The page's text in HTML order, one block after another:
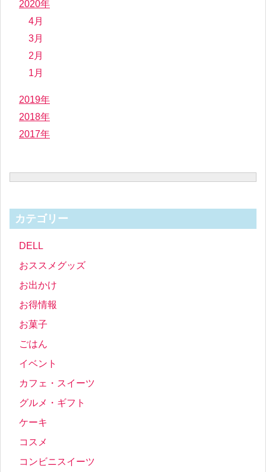
2020年
4月
3月
2月
1月
2019年
2018年
2017年
カテゴリー
DELL
おススメグッズ
お出かけ
お得情報
お菓子
ごはん
イベント
カフェ・スイーツ
グルメ・ギフト
ケーキ
コスメ
コンビニスイーツ